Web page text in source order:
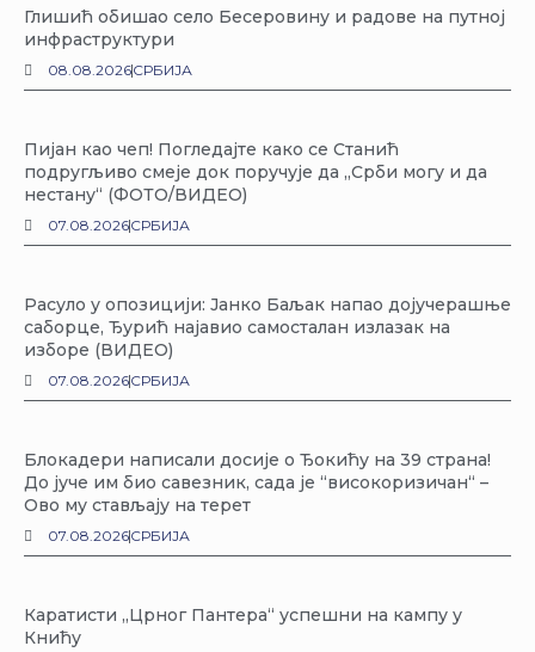
Глишић обишао село Бесеровину и радове на путној
инфраструктури
08.08.2026СРБИЈА
Пијан као чеп! Погледајте како се Станић
подругљиво смеје док поручује да „Срби могу и да
нестану“ (ФОТО/ВИДЕО)
07.08.2026СРБИЈА
Расуло у опозицији: Јанко Баљак напао дојучерашње
саборце, Ђурић најавио самосталан излазак на
изборе (ВИДЕО)
07.08.2026СРБИЈА
Блокадери написали досије о Ђокићу на 39 страна!
До јуче им био савезник, сада је “високоризичан“ –
Ово му стављају на терет
07.08.2026СРБИЈА
Каратисти „Црног Пантера“ успешни на кампу у
Книћу